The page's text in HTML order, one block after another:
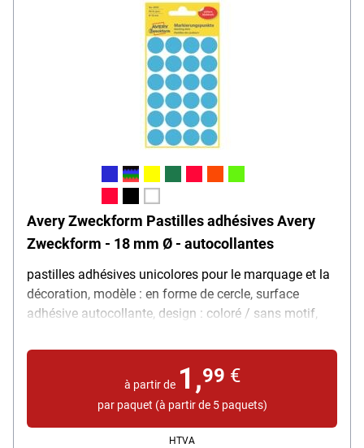
Avery Zweckform Pastilles adhésives Avery
Zweckform - 18 mm Ø - autocollantes
pastilles adhésives unicolores pour le marquage et la
décoration, modèle : en forme de cercle, surface
adhésive autocollante, design : coloré / sans motif,
diamètre (Ø) : 18 mm, livraison : 4 feuilles avec 96
pastilles adhésives au total
à partir de 1,99 €
par paquet (à partir de 5 paquets)
HTVA